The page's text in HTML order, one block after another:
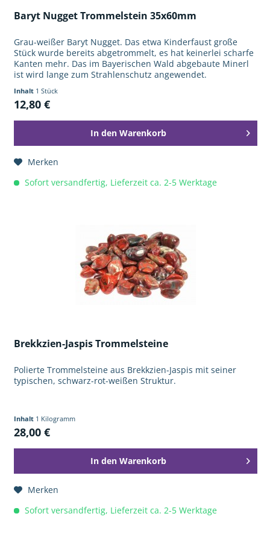
Baryt Nugget Trommelstein 35x60mm
Grau-weißer Baryt Nugget. Das etwa Kinderfaust große
Stück wurde bereits abgetrommelt, es hat keinerlei scharfe
Kanten mehr. Das im Bayerischen Wald abgebaute Minerl
ist wird lange zum Strahlenschutz angewendet.
Inhalt 1 Stück
12,80 €
In den Warenkorb
Merken
Sofort versandfertig, Lieferzeit ca. 2-5 Werktage
Brekkzien-Jaspis Trommelsteine
Polierte Trommelsteine aus Brekkzien-Jaspis mit seiner
typischen, schwarz-rot-weißen Struktur.
Inhalt 1 Kilogramm
28,00 €
In den Warenkorb
Merken
Sofort versandfertig, Lieferzeit ca. 2-5 Werktage